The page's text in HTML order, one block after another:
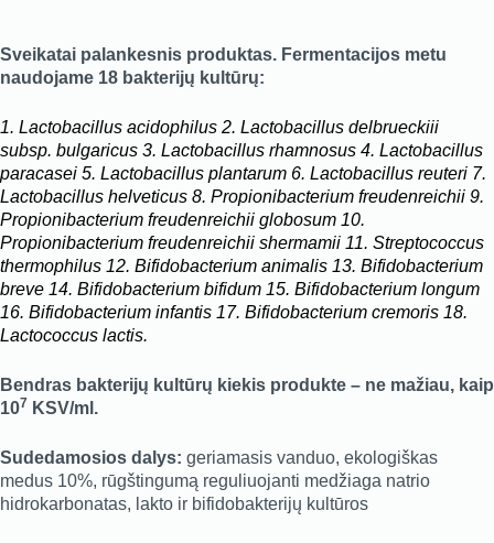
Sveikatai palankesnis produktas. Fermentacijos metu
naudojame 18 bakterijų kultūrų:
1. Lactobacillus acidophilus 2. Lactobacillus delbrueckiii
subsp. bulgaricus 3. Lactobacillus rhamnosus 4. Lactobacillus
paracasei 5. Lactobacillus plantarum 6. Lactobacillus reuteri 7.
Lactobacillus helveticus 8. Propionibacterium freudenreichii 9.
Propionibacterium freudenreichii globosum 10.
Propionibacterium freudenreichii shermamii 11. Streptococcus
thermophilus 12. Bifidobacterium animalis 13. Bifidobacterium
breve 14. Bifidobacterium bifidum 15. Bifidobacterium longum
16. Bifidobacterium infantis 17. Bifidobacterium cremoris 18.
Lactococcus lactis.
Bendras bakterijų kultūrų kiekis produkte – ne mažiau, kaip
107 KSV/ml.
Sudedamosios dalys: geriamasis vanduo, ekologiškas
medus 10%, rūgštingumą reguliuojanti medžiaga natrio
hidrokarbonatas, lakto ir bifidobakterijų kultūros